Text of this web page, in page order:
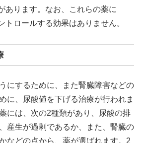
あります。なお、これらの薬に
トロールする効果はありません。
にするために、また腎臓障害などの
に、尿酸値を下げる治療が行われま
には、次の2種類があり、尿酸の排
産生が過剰であるか、また、腎臓の
などの点から、薬が選ばれます。2